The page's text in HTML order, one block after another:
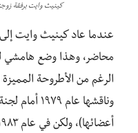
كينيث وايت برفقة
الرغم من الأطروحة
وناقشها